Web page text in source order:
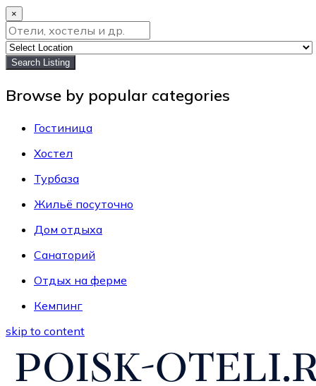
×
Search Listing
Browse by popular categories
Гостиница
Хостел
Турбаза
Жильё посуточно
Дом отдыха
Санаторий
Отдых на ферме
Кемпинг
skip to content